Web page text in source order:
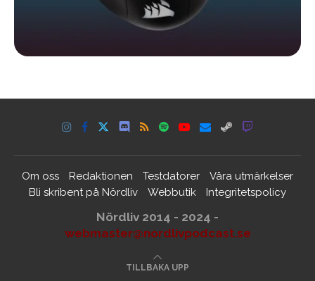
Om oss Redaktionen Testdatorer
Våra utmärkelser
Bli skribent på Nördliv
Webbutik Integritetspolicy
Nördliv 2014 - 2024 -
webmaster@nordlivpodcast.se
TILLBAKA UPP